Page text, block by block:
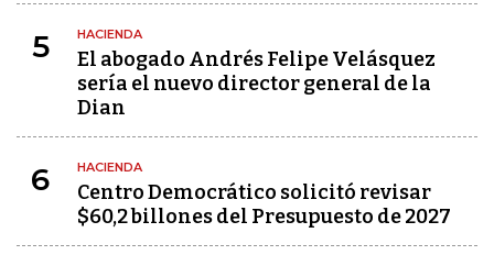
5 HACIENDA
El abogado Andrés Felipe Velásquez
sería el nuevo director general de la
Dian
6 HACIENDA
Centro Democrático solicitó revisar
$60,2 billones del Presupuesto de 2027